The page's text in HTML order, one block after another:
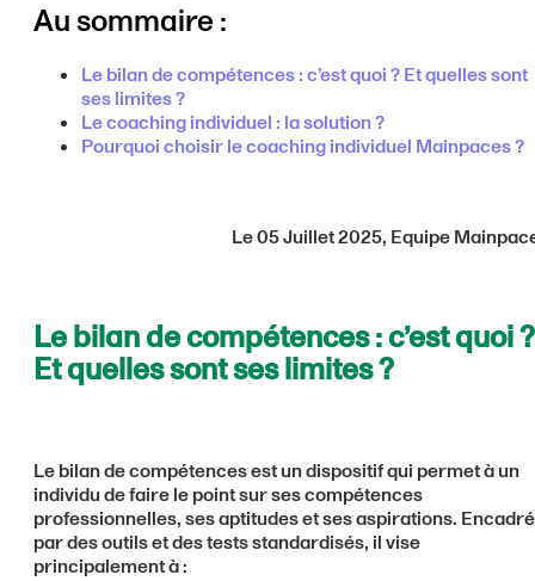
Au sommaire :
Le bilan de compétences : c’est quoi ? Et quelles sont
ses limites ?
Le coaching individuel : la solution ?
Pourquoi choisir le coaching individuel Mainpaces ?
Le 05 Juillet 2025, Equipe
Le bilan de compétences : c’est quoi ?
Et quelles sont ses limites ?
Le bilan de compétences est un dispositif qui permet à un
individu de faire le point sur ses compétences
professionnelles, ses aptitudes et ses aspirations. Encadré
par des outils et des tests standardisés, il vise
principalement à :